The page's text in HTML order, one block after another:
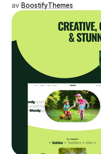
av BoostifyThemes